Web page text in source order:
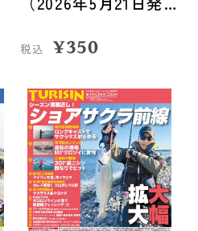
税込 ¥350